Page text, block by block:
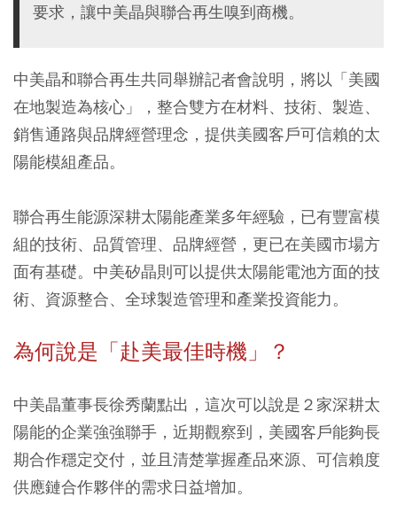
要求，讓中美晶與聯合再生嗅到商機。
中美晶和聯合再生共同舉辦記者會說明，將以「美國
在地製造為核心」，整合雙方在材料、技術、製造、
銷售通路與品牌經營理念，提供美國客戶可信賴的太
陽能模組產品。
聯合再生能源深耕太陽能產業多年經驗，已有豐富模
組的技術、品質管理、品牌經營，更已在美國市場方
面有基礎。中美矽晶則可以提供太陽能電池方面的技
術、資源整合、全球製造管理和產業投資能力。
為何說是「赴美最佳時機」？
中美晶董事長徐秀蘭點出，這次可以說是２家深耕太
陽能的企業強強聯手，近期觀察到，美國客戶能夠長
期合作穩定交付，並且清楚掌握產品來源、可信賴度
供應鏈合作夥伴的需求日益增加。